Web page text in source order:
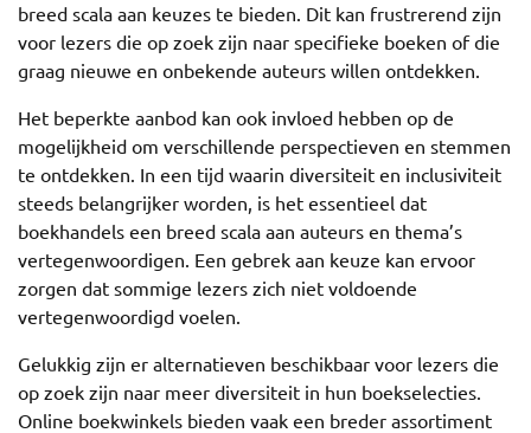
breed scala aan keuzes te bieden. Dit kan frustrerend zijn
voor lezers die op zoek zijn naar specifieke boeken of die
graag nieuwe en onbekende auteurs willen ontdekken.
Het beperkte aanbod kan ook invloed hebben op de
mogelijkheid om verschillende perspectieven en stemmen
te ontdekken. In een tijd waarin diversiteit en inclusiviteit
steeds belangrijker worden, is het essentieel dat
boekhandels een breed scala aan auteurs en thema’s
vertegenwoordigen. Een gebrek aan keuze kan ervoor
zorgen dat sommige lezers zich niet voldoende
vertegenwoordigd voelen.
Gelukkig zijn er alternatieven beschikbaar voor lezers die
op zoek zijn naar meer diversiteit in hun boekselecties.
Online boekwinkels bieden vaak een breder assortiment